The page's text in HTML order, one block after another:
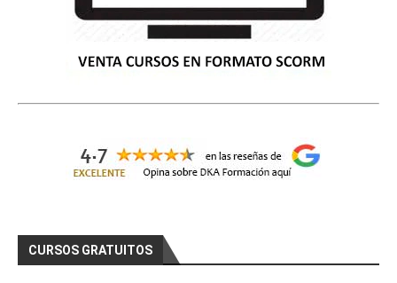
CURSOS GRATUITOS